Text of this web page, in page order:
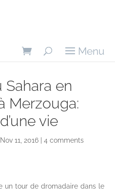
en
Merzouga:
vie
Nov 11, 2016 4 comments
un tour de dromadaire dans le